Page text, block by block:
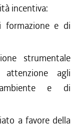
incentiva:
formazione e di
strumentale
attenzione agli
e di
a favore della